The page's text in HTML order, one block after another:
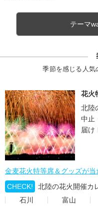
テーマ
季節を感じる人気
花火
北陸
中止
届け
金麦花火特等席＆グッズが当
CHECK!
北陸の花火開催カ
石川
富山